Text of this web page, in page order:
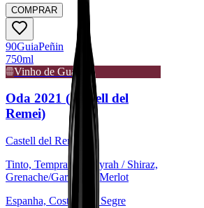
COMPRAR
90GuiaPeñin
750ml
Vinho de Guarda
Oda 2021 (Castell del
Remei)
Castell del Remei
Tinto, Tempranillo, Syrah / Shiraz,
Grenache/Garnacha, Merlot
Espanha, Costers del Segre